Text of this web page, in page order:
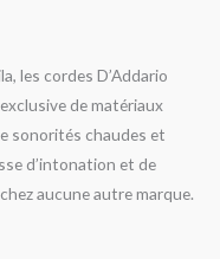
les cordes D’Addario
de matériaux
sonorités chaudes et
d’intonation et de
aucune autre marque.